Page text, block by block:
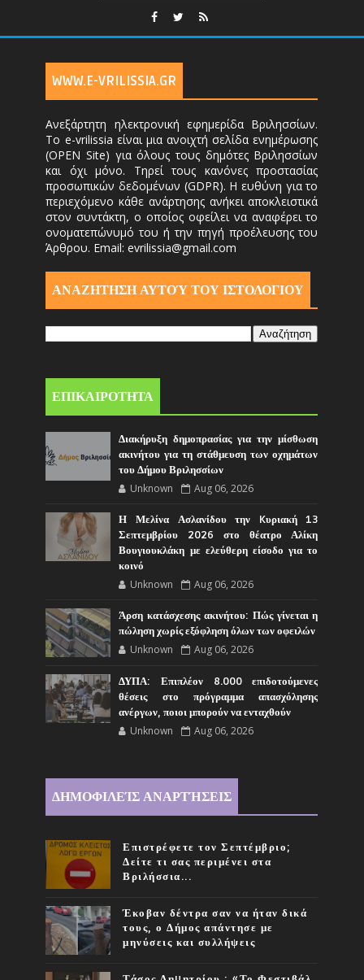
WWW.E-VRILISSIA.GR
Ανεξάρτητη ηλεκτρονική εφημερίδα Βριλησσίων.
Το e-vrilissia είναι μια ανοιχτή σελίδα ενημέρωσης
(OPEN Site) για όλους τους δημότες Βριλησσίων
και όχι μόνο. Τηρεί τους κανόνες προστασίας
προσωπικών δεδομένων (GDPR). Η ευθύνη για το
περιεχόμενο κάθε ανάρτησης ανήκει αποκλειστικά
στον συντάκτη, ο οποίος οφείλει να αναφέρει το
ονοματεπώνυμό του ή την πηγή προέλευσης του
Άρθρου. Email: evrilissia@gmail.com
ΑΝΑΖΗΤΗΣΗ ΑΥΤΟΎ ΤΟΥ ΙΣΤΟΛΟΓΙΟΥ
ΕΠΙΚΑΙΡΟΤΗΤΑ
Διακήρυξη δημοπρασίας για την μίσθωση
ακινήτου για τη στάθμευση των οχημάτων
του Δήμου Βριλησσίων
Unknown Aug 06, 2026
Η Μελίνα Ασλανίδου την Kυριακή 13
Σεπτεμβρίου 2026 στο θέατρο Αλίκη
Βουγιουκλάκη με ελεύθερη είσοδο για το
κοινό
Unknown Aug 06, 2026
Άρση κατάσχεσης ακινήτου: Πώς γίνεται η
πώληση χωρίς εξόφληση όλων των οφειλών
Unknown Aug 06, 2026
ΔΥΠΑ: Επιπλέον 8.000 επιδοτούμενες
θέσεις στο πρόγραμμα απασχόλησης
ανέργων, ποιοι μπορούν να ενταχθούν
Unknown Aug 06, 2026
ΔΗΜΟΦΙΛΕΊΣ ΑΝΑΡΤΉΣΕΙΣ
Επιστρέφετε τον Σεπτέμβριο;
Δείτε τι σας περιμένει στα
Βριλήσσια...
Έκοβαν δέντρα σαν να ήταν δικά
τους, ο Δήμος απάντησε με
μηνύσεις και συλλήψεις